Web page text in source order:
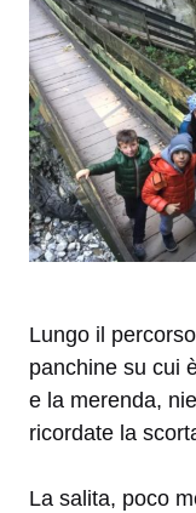
Lungo il
panchine su cui
e la merenda,
ricordate la
La salita, poco